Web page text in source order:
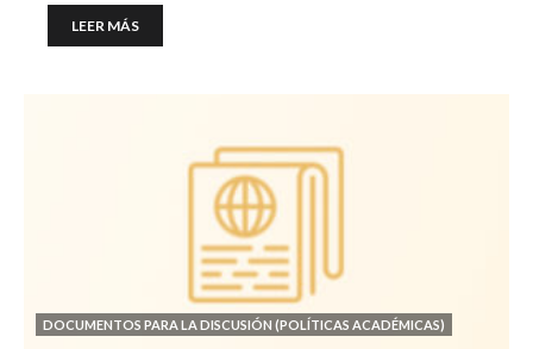
LEER MÁS
DOCUMENTOS PARA LA DISCUSIÓN (POLÍTICAS ACADÉMICAS)